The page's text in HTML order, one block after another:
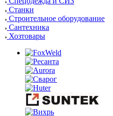
Станки
Строительное оборудование
Сантехника
Хозтовары